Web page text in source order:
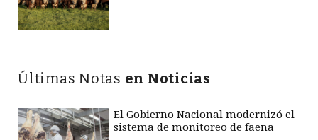
Últimas Notas en Noticias
El Gobierno Nacional modernizó el
sistema de monitoreo de faena